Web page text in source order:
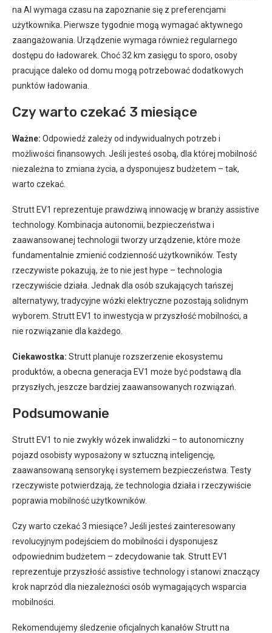
na AI wymaga czasu na zapoznanie się z preferencjami
użytkownika. Pierwsze tygodnie mogą wymagać aktywnego
zaangażowania. Urządzenie wymaga również regularnego
dostępu do ładowarek. Choć 32 km zasięgu to sporo, osoby
pracujące daleko od domu mogą potrzebować dodatkowych
punktów ładowania.
Czy warto czekać 3 miesiące
Ważne: Odpowiedź zależy od indywidualnych potrzeb i
możliwości finansowych. Jeśli jesteś osobą, dla której mobilność
niezależna to zmiana życia, a dysponujesz budżetem – tak,
warto czekać.
Strutt EV1 reprezentuje prawdziwą innowację w branży assistive
technology. Kombinacja autonomii, bezpieczeństwa i
zaawansowanej technologii tworzy urządzenie, które może
fundamentalnie zmienić codzienność użytkowników. Testy
rzeczywiste pokazują, że to nie jest hype – technologia
rzeczywiście działa. Jednak dla osób szukających tańszej
alternatywy, tradycyjne wózki elektryczne pozostają solidnym
wyborem. Strutt EV1 to inwestycja w przyszłość mobilności, a
nie rozwiązanie dla każdego.
Ciekawostka: Strutt planuje rozszerzenie ekosystemu
produktów, a obecna generacja EV1 może być podstawą dla
przyszłych, jeszcze bardziej zaawansowanych rozwiązań.
Podsumowanie
Strutt EV1 to nie zwykły wózek inwalidzki – to autonomiczny
pojazd osobisty wyposażony w sztuczną inteligencję,
zaawansowaną sensorykę i systemem bezpieczeństwa. Testy
rzeczywiste potwierdzają, że technologia działa i rzeczywiście
poprawia mobilność użytkowników.
Czy warto czekać 3 miesiące? Jeśli jesteś zainteresowany
revolucyjnym podejściem do mobilności i dysponujesz
odpowiednim budżetem – zdecydowanie tak. Strutt EV1
reprezentuje przyszłość assistive technology i stanowi znaczący
krok naprzód dla niezależności osób wymagających wsparcia
mobilności.
Rekomendujemy śledzenie oficjalnych kanałów Strutt na